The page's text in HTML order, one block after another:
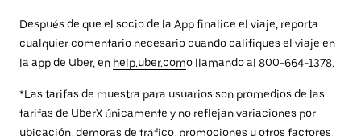
Después de que el socio de la App finalice el viaje, reporta
cualquier comentario necesario cuando califiques el viaje en
la app de Uber, en help.uber.como llamando al 800-664-1378.
*Las tarifas de muestra para usuarios son promedios de las
tarifas de UberX únicamente y no reflejan variaciones por
ubicación, demoras de tráfico, promociones u otros factores.